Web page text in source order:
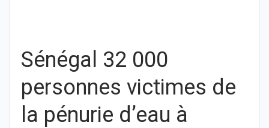
Sénégal 32 000
personnes victimes de
la pénurie d’eau à